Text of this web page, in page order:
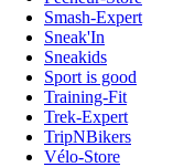
Smash-Expert
Sneak'In
Sneakids
Sport is good
Training-Fit
Trek-Expert
TripNBikers
Vélo-Store